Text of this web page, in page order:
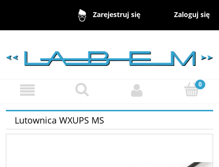
Zarejestruj się Zaloguj się
Lutownica WXUPS MS